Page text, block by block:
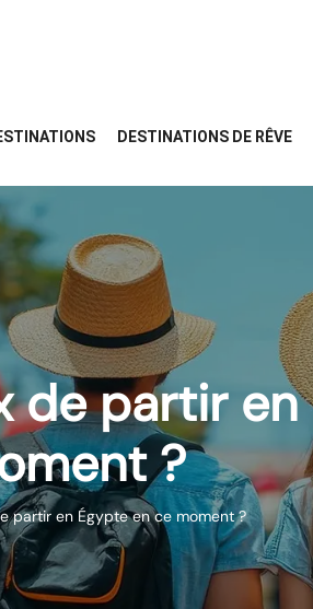
DESTINATIONS DE RÊVE
de partir en
?
partir en Égypte en ce moment ?